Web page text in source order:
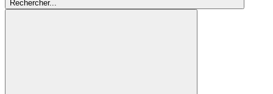
Rechercher...